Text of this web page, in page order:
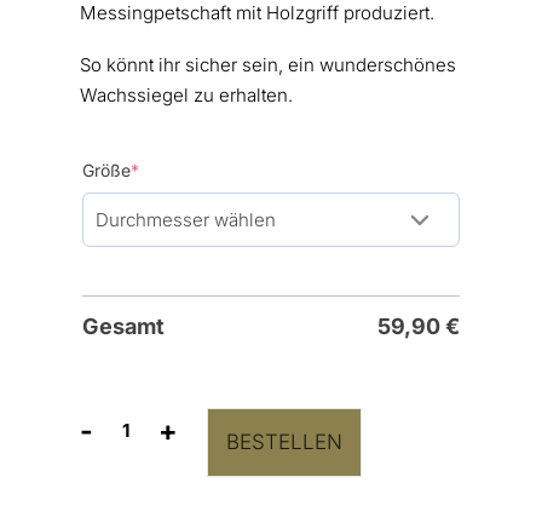
Messingpetschaft mit Holzgriff produziert.
So könnt ihr sicher sein, ein wunderschönes
Wachssiegel zu erhalten.
Größe*(required)
Gesamt 59,90€
-
Siegelstempel
+ BESTELLEN